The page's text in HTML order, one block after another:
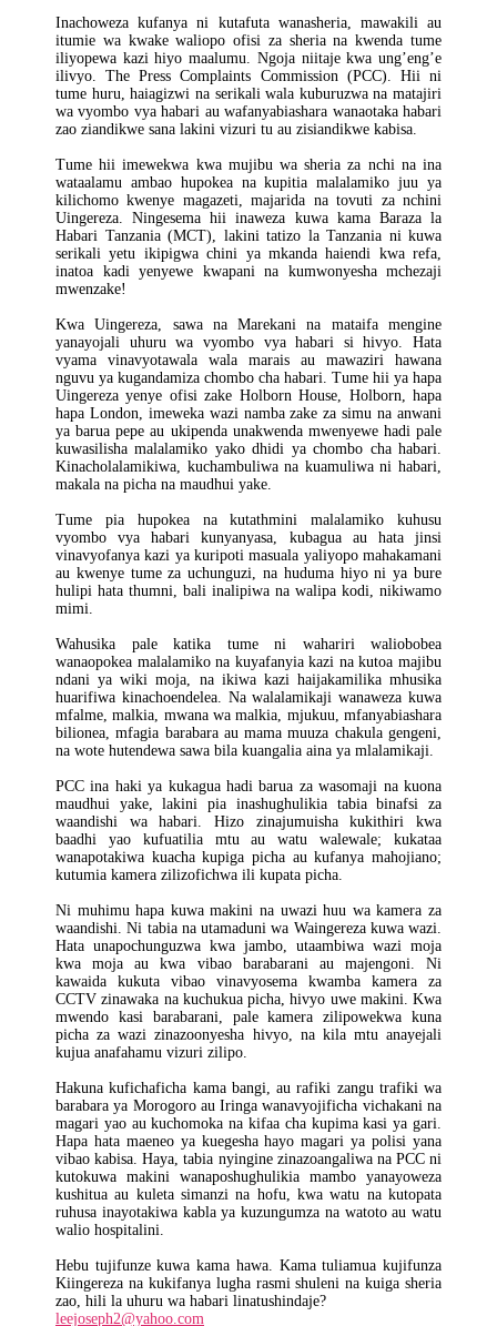
Inachoweza kufanya ni kutafuta wanasheria, mawakili au
itumie wa kwake waliopo ofisi za sheria na kwenda tume
iliyopewa kazi hiyo maalumu. Ngoja niitaje kwa ung’eng’e
ilivyo. The Press Complaints Commission (PCC). Hii ni
tume huru, haiagizwi na serikali wala kuburuzwa na matajiri
wa vyombo vya habari au wafanyabiashara wanaotaka habari
zao ziandikwe sana lakini vizuri tu au zisiandikwe kabisa.
Tume hii imewekwa kwa mujibu wa sheria za nchi na ina
wataalamu ambao hupokea na kupitia malalamiko juu ya
kilichomo kwenye magazeti, majarida na tovuti za nchini
Uingereza. Ningesema hii inaweza kuwa kama Baraza la
Habari Tanzania (MCT), lakini tatizo la Tanzania ni kuwa
serikali yetu ikipigwa chini ya mkanda haiendi kwa refa,
inatoa kadi yenyewe kwapani na kumwonyesha mchezaji
mwenzake!
Kwa Uingereza, sawa na Marekani na mataifa mengine
yanayojali uhuru wa vyombo vya habari si hivyo. Hata
vyama vinavyotawala wala marais au mawaziri hawana
nguvu ya kugandamiza chombo cha habari. Tume hii ya hapa
Uingereza yenye ofisi zake Holborn House, Holborn, hapa
hapa London, imeweka wazi namba zake za simu na anwani
ya barua pepe au ukipenda unakwenda mwenyewe hadi pale
kuwasilisha malalamiko yako dhidi ya chombo cha habari.
Kinacholalamikiwa, kuchambuliwa na kuamuliwa ni habari,
makala na picha na maudhui yake.
Tume pia hupokea na kutathmini malalamiko kuhusu
vyombo vya habari kunyanyasa, kubagua au hata jinsi
vinavyofanya kazi ya kuripoti masuala yaliyopo mahakamani
au kwenye tume za uchunguzi, na huduma hiyo ni ya bure
hulipi hata thumni, bali inalipiwa na walipa kodi, nikiwamo
mimi.
Wahusika pale katika tume ni wahariri waliobobea
wanaopokea malalamiko na kuyafanyia kazi na kutoa majibu
ndani ya wiki moja, na ikiwa kazi haijakamilika mhusika
huarifiwa kinachoendelea. Na walalamikaji wanaweza kuwa
mfalme, malkia, mwana wa malkia, mjukuu, mfanyabiashara
bilionea, mfagia barabara au mama muuza chakula gengeni,
na wote hutendewa sawa bila kuangalia aina ya mlalamikaji.
PCC ina haki ya kukagua hadi barua za wasomaji na kuona
maudhui yake, lakini pia inashughulikia tabia binafsi za
waandishi wa habari. Hizo zinajumuisha kukithiri kwa
baadhi yao kufuatilia mtu au watu walewale; kukataa
wanapotakiwa kuacha kupiga picha au kufanya mahojiano;
kutumia kamera zilizofichwa ili kupata picha.
Ni muhimu hapa kuwa makini na uwazi huu wa kamera za
waandishi. Ni tabia na utamaduni wa Waingereza kuwa wazi.
Hata unapochunguzwa kwa jambo, utaambiwa wazi moja
kwa moja au kwa vibao barabarani au majengoni. Ni
kawaida kukuta vibao vinavyosema kwamba kamera za
CCTV zinawaka na kuchukua picha, hivyo uwe makini. Kwa
mwendo kasi barabarani, pale kamera zilipowekwa kuna
picha za wazi zinazoonyesha hivyo, na kila mtu anayejali
kujua anafahamu vizuri zilipo.
Hakuna kufichaficha kama bangi, au rafiki zangu trafiki wa
barabara ya Morogoro au Iringa wanavyojificha vichakani na
magari yao au kuchomoka na kifaa cha kupima kasi ya gari.
Hapa hata maeneo ya kuegesha hayo magari ya polisi yana
vibao kabisa. Haya, tabia nyingine zinazoangaliwa na PCC ni
kutokuwa makini wanaposhughulikia mambo yanayoweza
kushitua au kuleta simanzi na hofu, kwa watu na kutopata
ruhusa inayotakiwa kabla ya kuzungumza na watoto au watu
walio hospitalini.
Hebu tujifunze kuwa kama hawa. Kama tuliamua kujifunza
Kiingereza na kukifanya lugha rasmi shuleni na kuiga sheria
zao, hili la uhuru wa habari linatushindaje?
leejoseph2@yahoo.com